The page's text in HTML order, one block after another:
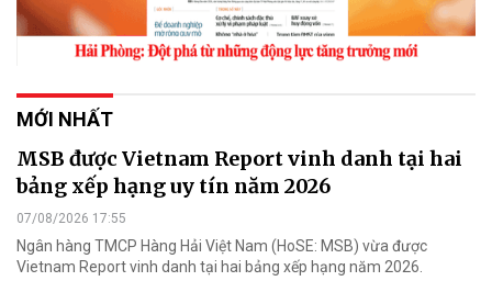
MỚI NHẤT
MSB được Vietnam Report vinh danh tại hai
bảng xếp hạng uy tín năm 2026
07/08/2026 17:55
Ngân hàng TMCP Hàng Hải Việt Nam (HoSE: MSB) vừa được
Vietnam Report vinh danh tại hai bảng xếp hạng năm 2026.